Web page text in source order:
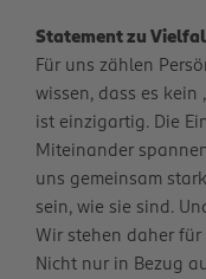
Statement zu
Für uns zählen
wissen, dass es kein
ist einzigartig. Die
Miteinander
uns gemeinsam
sein, wie sie sind.
Wir stehen daher
Nicht nur in Bezug